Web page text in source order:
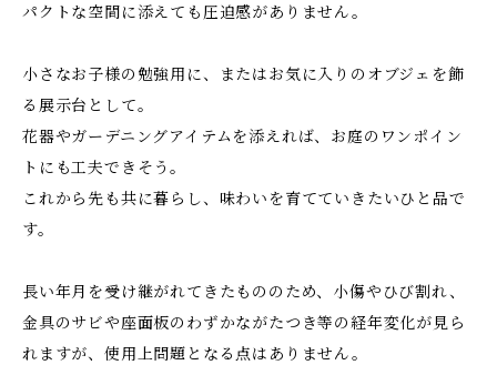
パクトな空間に添えても圧迫感がありません。
小さなお子様の勉強用に、またはお気に入りのオブジェを飾
る展示台として。
花器やガーデニングアイテムを添えれば、お庭のワンポイン
トにも工夫できそう。
これから先も共に暮らし、味わいを育てていきたいひと品で
す。
長い年月を受け継がれてきたもののため、小傷やひび割れ、
金具のサビや座面板のわずかながたつき等の経年変化が見ら
れますが、使用上問題となる点はありません。